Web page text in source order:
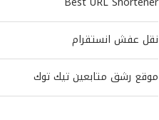
نقل عفش انستقرام
موقع رشق متابعين تيك توك